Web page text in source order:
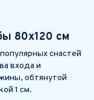
80х120 см
снастей
входа и
обтянутой
1 см.